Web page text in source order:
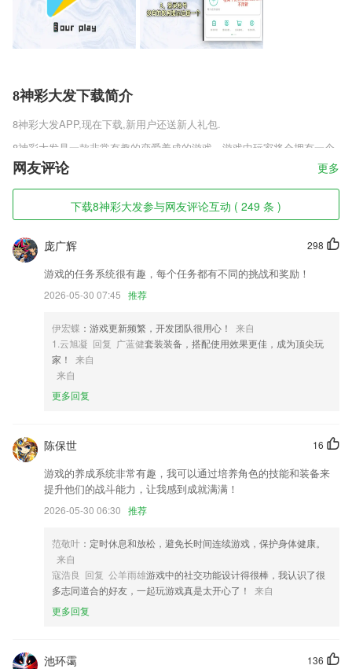
8神彩大发下载简介
8神彩大发APP,现在下载,新用户还送新人礼包.
8神彩大发是一款非常有趣的恋爱养成的游戏，游戏中玩家将会拥有一个
生动可爱的女友，你将会在这里和自己的女友发生许多有趣的剧情故事，
经历着一场令人惊心动魄的恋爱，游戏中将会根据的难度行为来触发许多
不同的事件。
8神彩大发软件特色
1,精良制作
2,自由才是这个年代最珍贵的东西!抛开条条框框,发挥你的无限创意,操作
竞争力，助你轻松笑傲职场。
4,每天记背重要的字词句子，让孩子可以积累更多的词语。
5,支持系统相册文字识别，无需打开APP即可快速完成识别;
6,切割变速倒放，功能简单易学，留下每个精彩瞬间。
1.平台提供海量的学习内容，可以供2265用户随意的进行选择；
2.经典驾考科目一题库测试：精选各类型知识的题目，助您快速练习；
3.各种题库的用户可以自行选择，章节练习、真题模拟、专题考点、万模
考、救命稻草等题目，只要仔细刷题，考试就不是问题。
5.·拥有每日刷题、考点训练、真题测试、随机测试、收藏夹、错题本等
功能可供考生免费使用，多种形式刷题不疲惫。
6.错题库：为方便反复练习，可自动加练习过程中错题加入收藏。
8神彩大发更新了什么?
应用兼容64位
网友评论 更多
下载8神彩大发参与网友评论互动 ( 249 条 )
298
庞广辉
游戏的任务系统很有趣，每个任务都有不同的挑战和奖励！
2026-05-30 07:45 推荐
伊宏蝶 ：游戏更新频繁，开发团队很用心！
来自
1.云旭凝 回复 广蓝健套装装备，搭配使用效果更佳，成为顶尖玩
家！
来自
来自
更多回复
16
陈保世
游戏的养成系统非常有趣，我可以通过培养角色的技能和装备来
提升他们的战斗能力，让我感到成就满满！
2026-05-30 06:30 推荐
范敬叶 ：定时休息和放松，避免长时间连续游戏，保护身体健康。
来自
寇浩良 回复 公羊雨雄游戏中的社交功能设计得很棒，我认识了很
多志同道合的好友，一起玩游戏真是太开心了！
来自
更多回复
136
池环霭